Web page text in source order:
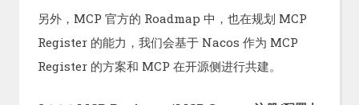
另外，MCP 官方的 Roadmap 中，也在规划 MCP
Register 的能力，我们会基于 Nacos 作为 MCP
Register 的方案和 MCP 在开源侧进行共建。